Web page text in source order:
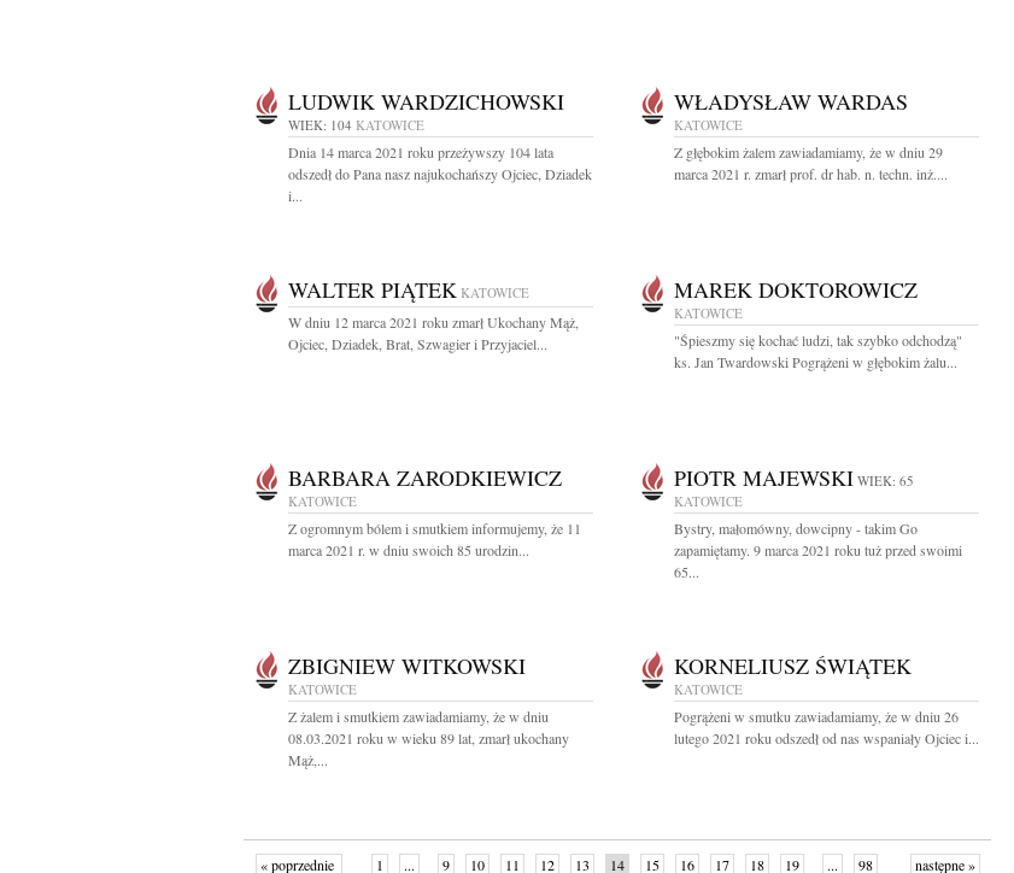
LUDWIK WARDZICHOWSKI
WIEK: 104 KATOWICE
Dnia 14 marca 2021 roku przeżywszy 104 lata
odszedł do Pana nasz najukochańszy Ojciec, Dziadek
i...
WŁADYSŁAW WARDAS
KATOWICE
Z głębokim żalem zawiadamiamy, że w dniu 29
marca 2021 r. zmarł prof. dr hab. n. techn. inż....
WALTER PIĄTEK KATOWICE
W dniu 12 marca 2021 roku zmarł Ukochany Mąż,
Ojciec, Dziadek, Brat, Szwagier i Przyjaciel...
MAREK DOKTOROWICZ
KATOWICE
"Śpieszmy się kochać ludzi, tak szybko odchodzą"
ks. Jan Twardowski Pogrążeni w głębokim żalu...
BARBARA ZARODKIEWICZ
KATOWICE
Z ogromnym bólem i smutkiem informujemy, że 11
marca 2021 r. w dniu swoich 85 urodzin...
PIOTR MAJEWSKI WIEK: 65
KATOWICE
Bystry, małomówny, dowcipny - takim Go
zapamiętamy. 9 marca 2021 roku tuż przed swoimi
65...
ZBIGNIEW WITKOWSKI
KATOWICE
Z żalem i smutkiem zawiadamiamy, że w dniu
08.03.2021 roku w wieku 89 lat, zmarł ukochany
Mąż,...
KORNELIUSZ ŚWIĄTEK
KATOWICE
Pogrążeni w smutku zawiadamiamy, że w dniu 26
lutego 2021 roku odszedł od nas wspaniały Ojciec i...
« poprzednie 1 ... 9 10 11 12 13 14 15 16 17 18 19 ... 98 następne »